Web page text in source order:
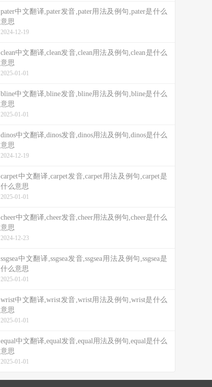
pater中文翻译,pater发音,pater用法及例句,pater是什么
意思
2024-12-19
clean中文翻译,clean发音,clean用法及例句,clean是什么
意思
2025-01-01
bline中文翻译,bline发音,bline用法及例句,bline是什么
意思
2025-01-01
dinos中文翻译,dinos发音,dinos用法及例句,dinos是什么
意思
2024-12-19
carpet中文翻译,carpet发音,carpet用法及例句,carpet是
什么意思
2025-01-01
cheer中文翻译,cheer发音,cheer用法及例句,cheer是什么
意思
2024-12-23
ssgsea中文翻译,ssgsea发音,ssgsea用法及例句,ssgsea是
什么意思
2025-01-01
wrist中文翻译,wrist发音,wrist用法及例句,wrist是什么
意思
2025-01-01
equal中文翻译,equal发音,equal用法及例句,equal是什么
意思
2025-01-01